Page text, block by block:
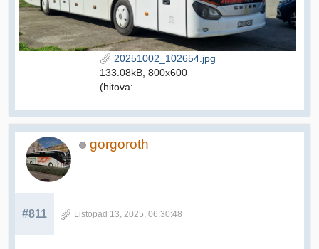
20251002_102654.jpg
133.08kB, 800x600
(hitova:
gorgoroth
#811 Listopad 13, 2025, 06:30:48